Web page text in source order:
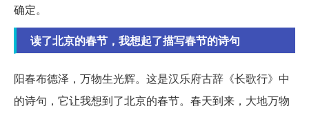
确定。
读了北京的春节，我想起了描写春节的诗句
阳春布德泽，万物生光辉。这是汉乐府古辞《长歌行》中
的诗句，它让我想到了北京的春节。春天到来，大地万物